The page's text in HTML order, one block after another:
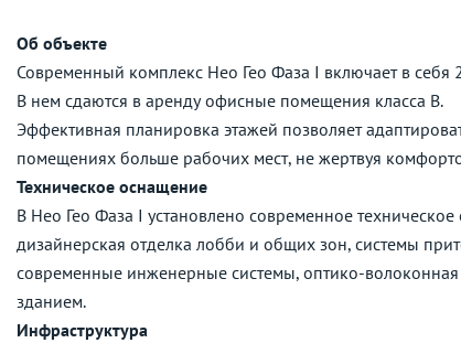
Об объекте
Современный комплекс Нео Гео Фаза I включает в себя
В нем сдаются в аренду офисные помещения класса B.
Эффективная планировка этажей позволяет
помещениях больше рабочих мест, не жертвуя
Техническое оснащение
В Нео Гео Фаза I установлено современное
дизайнерская отделка лобби и общих зон, системы
современные инженерные системы, оптико-волоконная
зданием.
Инфраструктура